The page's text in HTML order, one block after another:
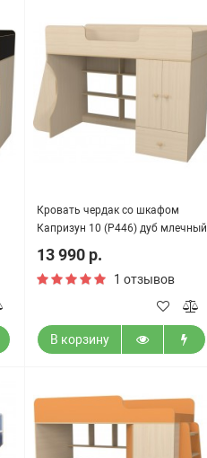
Кровать чердак со шкафом
Капризун 10 (Р446) дуб млечный
13 990 р.
1 отзывов
В корзину